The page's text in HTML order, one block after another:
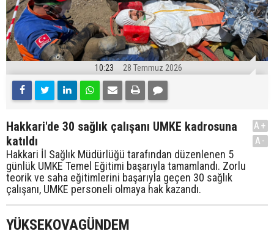
10:23 28 Temmuz 2026
Hakkari'de 30 sağlık çalışanı UMKE kadrosuna
katıldı
Hakkari İl Sağlık Müdürlüğü tarafından düzenlenen 5
günlük UMKE Temel Eğitimi başarıyla tamamlandı. Zorlu
teorik ve saha eğitimlerini başarıyla geçen 30 sağlık
çalışanı, UMKE personeli olmaya hak kazandı.
A+
A-
YÜKSEKOVAGÜNDEM